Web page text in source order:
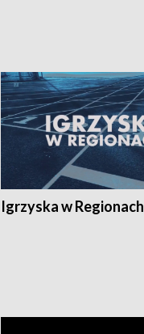
Igrzyska w Regionach